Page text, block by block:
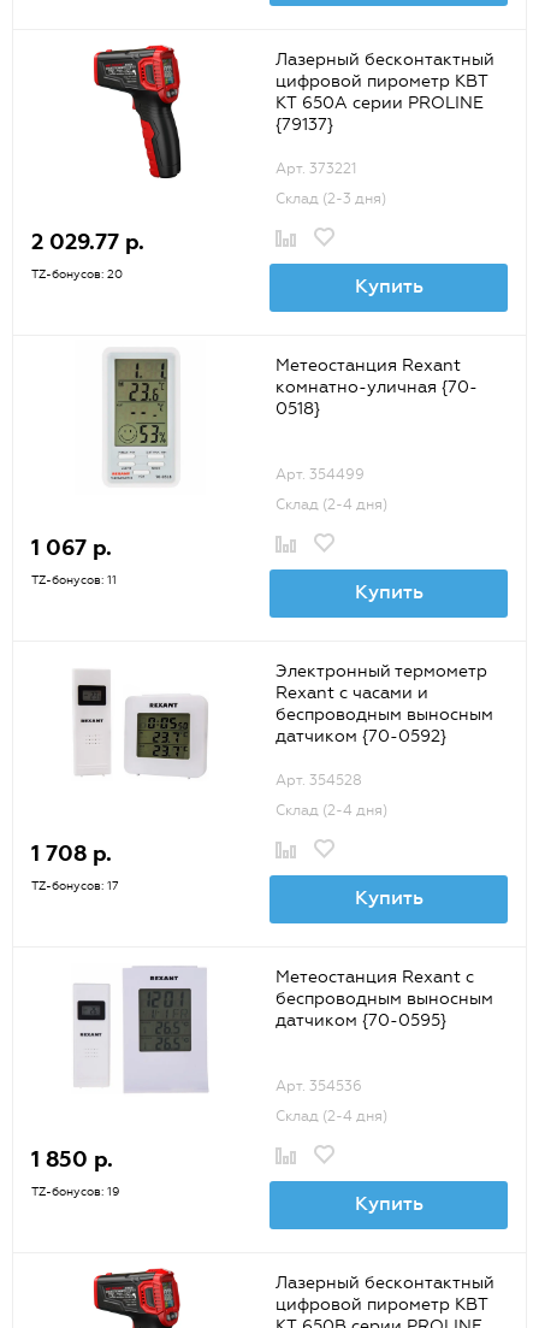
Лазерный бесконтактный
цифровой пирометр КВТ
KT 650A серии PROLINE
{79137}
Арт. 373221
Склад (2-3 дня)
2 029.77 р.
TZ-бонусов: 20 Купить
Метеостанция Rexant
комнатно-уличная {70-
0518}
Арт. 354499
Склад (2-4 дня)
1 067 р.
TZ-бонусов: 11 Купить
Электронный термометр
Rexant с часами и
беспроводным выносным
датчиком {70-0592}
Арт. 354528
Склад (2-4 дня)
1 708 р.
TZ-бонусов: 17 Купить
Метеостанция Rexant с
беспроводным выносным
датчиком {70-0595}
Арт. 354536
Склад (2-4 дня)
1 850 р.
TZ-бонусов: 19 Купить
Лазерный бесконтактный
цифровой пирометр КВТ